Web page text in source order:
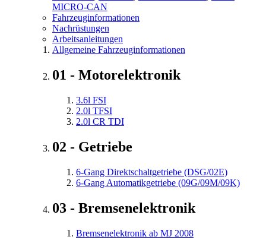
MICRO-CAN
Fahrzeuginformationen
Nachrüstungen
Arbeitsanleitungen
Allgemeine Fahrzeuginformationen
01 - Motorelektronik
3.6l FSI
2.0l TFSI
2.0l CR TDI
02 - Getriebe
6-Gang Direktschaltgetriebe (DSG/02E)
6-Gang Automatikgetriebe (09G/09M/09K)
03 - Bremsenelektronik
Bremsenelektronik ab MJ 2008